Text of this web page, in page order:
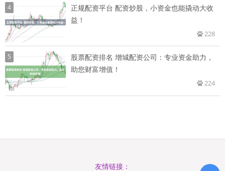
4
正规配资平台 配资炒股，小资金也能撬动大收
益！
228
5
股票配资排名 增城配资公司：专业资金助力，
助您财富增值！
224
友情链接：